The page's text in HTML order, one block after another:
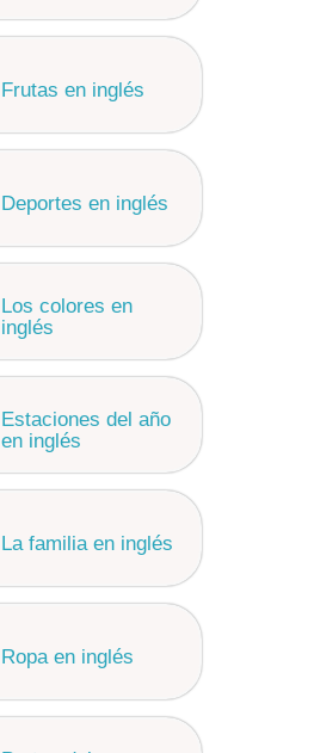
Frutas en inglés
Deportes en inglés
Los colores en
inglés
Estaciones del año
en inglés
La familia en inglés
Ropa en inglés